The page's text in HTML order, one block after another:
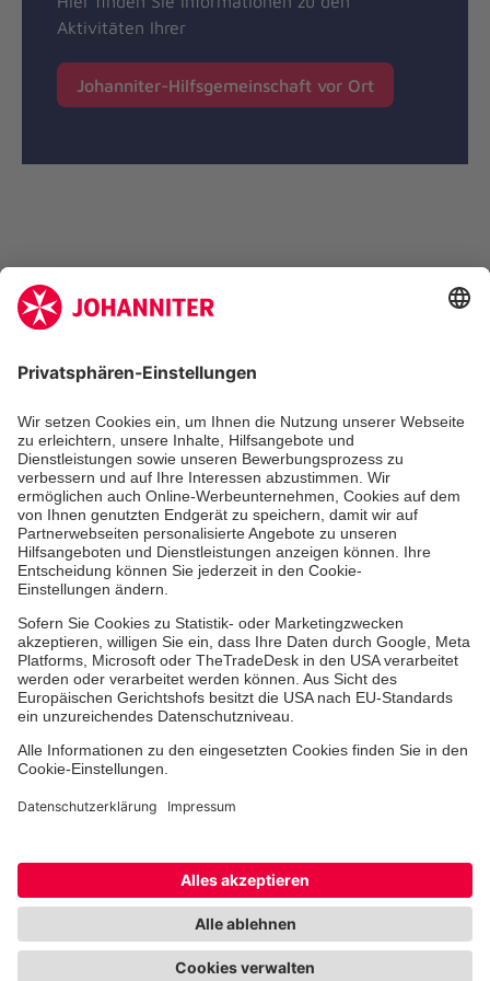
Aktivitäten Ihrer
Johanniter-Hilfsgemeinschaft vor Ort
Zertifizierung der Johanniter-Unfall-Hilfe e.V.
Die Johanniter GmbH führt das Spendenzertifikat
des Deutschen Spendenrats e.V.
Mitarbeiten & Lernen
Cookie-Einstellungen Datenschutz Barrierefreiheit
Impressum Kontakt Widerruf